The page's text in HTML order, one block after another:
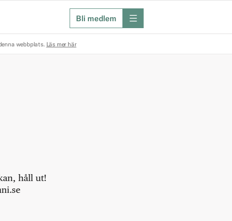
Bli medlem meny
webbplats. Läs mer här
håll ut!